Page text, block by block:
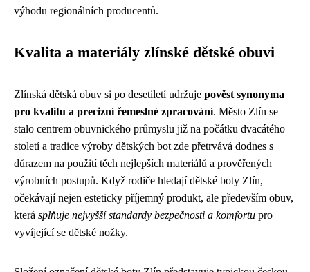
výhodu regionálních producentů.
Kvalita a materiály zlínské dětské obuvi
Zlínská dětská obuv si po desetiletí udržuje pověst synonyma
pro kvalitu a precizní řemeslné zpracování. Město Zlín se
stalo centrem obuvnického průmyslu již na počátku dvacátého
století a tradice výroby dětských bot zde přetrvává dodnes s
důrazem na použití těch nejlepších materiálů a prověřených
výrobních postupů. Když rodiče hledají dětské boty Zlín,
očekávají nejen esteticky příjemný produkt, ale především obuv,
která splňuje nejvyšší standardy bezpečnosti a komfortu pro
vyvíjející se dětské nožky.